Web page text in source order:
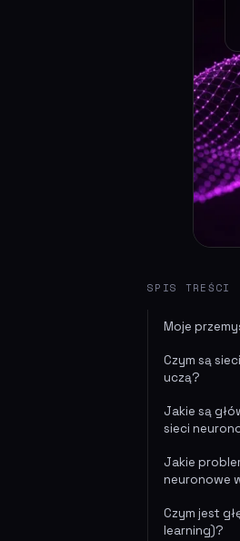
SPIS TREŚCI
Moje
Czym są
uczą?
Jakie są
sieci
Jakie
neuronowe
Czym jest
learning)?